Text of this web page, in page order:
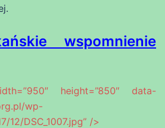
wspomnienie
height=”850″ data-
wp-
12/DSC_1007.jpg” />